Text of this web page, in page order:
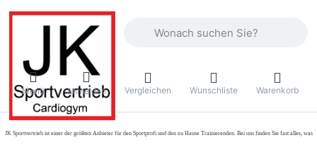
Menü Anmelden Vergleichen Wunschliste Warenkorb
JK Sportvertrieb ist einer der größten Anbieter für den Sportprofi und den zu Hause Trainierenden. Bei uns finden Sie fast alles, was